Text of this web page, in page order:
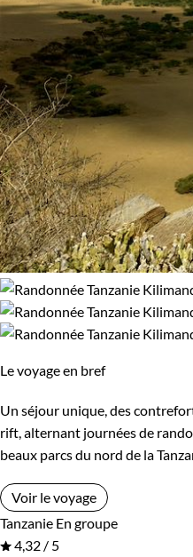
Le voyage en bref
Un séjour unique, des
rift, alternant journées de
beaux parcs du nord de la
Voir le voyage
Tanzanie En groupe
4,32 / 5